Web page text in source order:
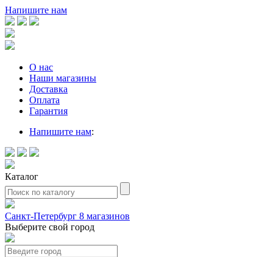
Напишите нам
О нас
Наши магазины
Доставка
Оплата
Гарантия
Напишите нам:
Каталог
Санкт-Петербург 8 магазинов
Выберите свой город